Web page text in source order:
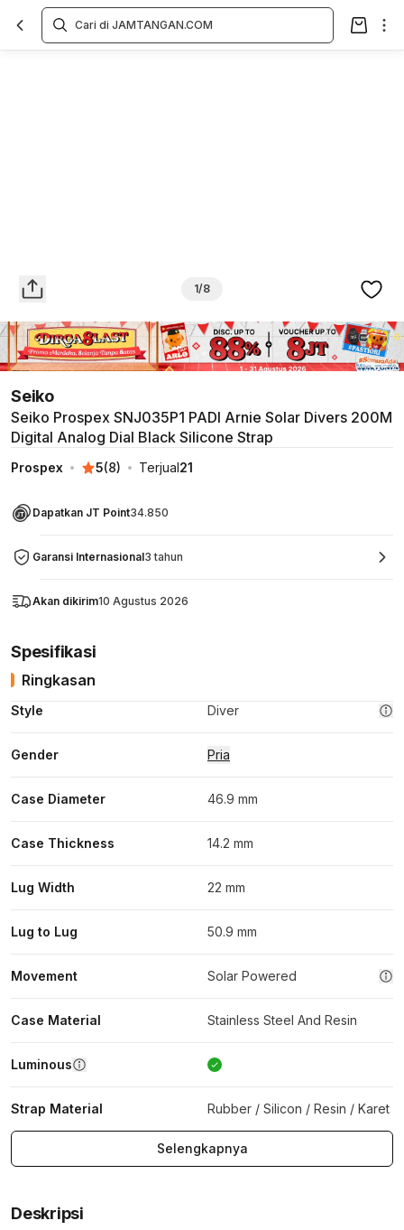
1/8
Seiko
Seiko Prospex SNJ035P1 PADI Arnie Solar Divers 200M
Digital Analog Dial Black Silicone Strap
Prospex 5(8) Terjual21
Dapatkan JT Point34.850
Garansi Internasional3 tahun
Akan dikirim10 Agustus 2026
Spesifikasi
Ringkasan
Style Diver
Gender Pria
Case Diameter 46.9 mm
Case Thickness 14.2 mm
Lug Width 22 mm
Lug to Lug 50.9 mm
Movement Solar Powered
Case Material Stainless Steel And Resin
Luminous
Strap Material Rubber / Silicon / Resin / Karet
Selengkapnya
Deskripsi